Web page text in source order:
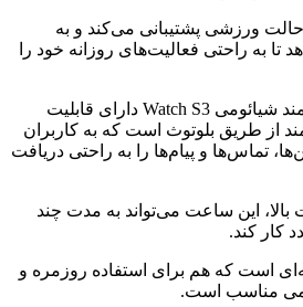
این ساعت از بیش از 100 حالت ورزشی پشتیبانی می‌کند و به
تا به راحتی فعالیت‌های روزانه خود را
علاوه بر این، ساعت هوشمند شیائومی Watch S3 دارای قابلیت
از طریق بلوتوث است که به کاربران
تماس‌ها و پیام‌ها را به راحتی دریافت
بالا، این ساعت می‌تواند به مدت چند
کار کند.
است که هم برای استفاده روزمره و
مناسب است.